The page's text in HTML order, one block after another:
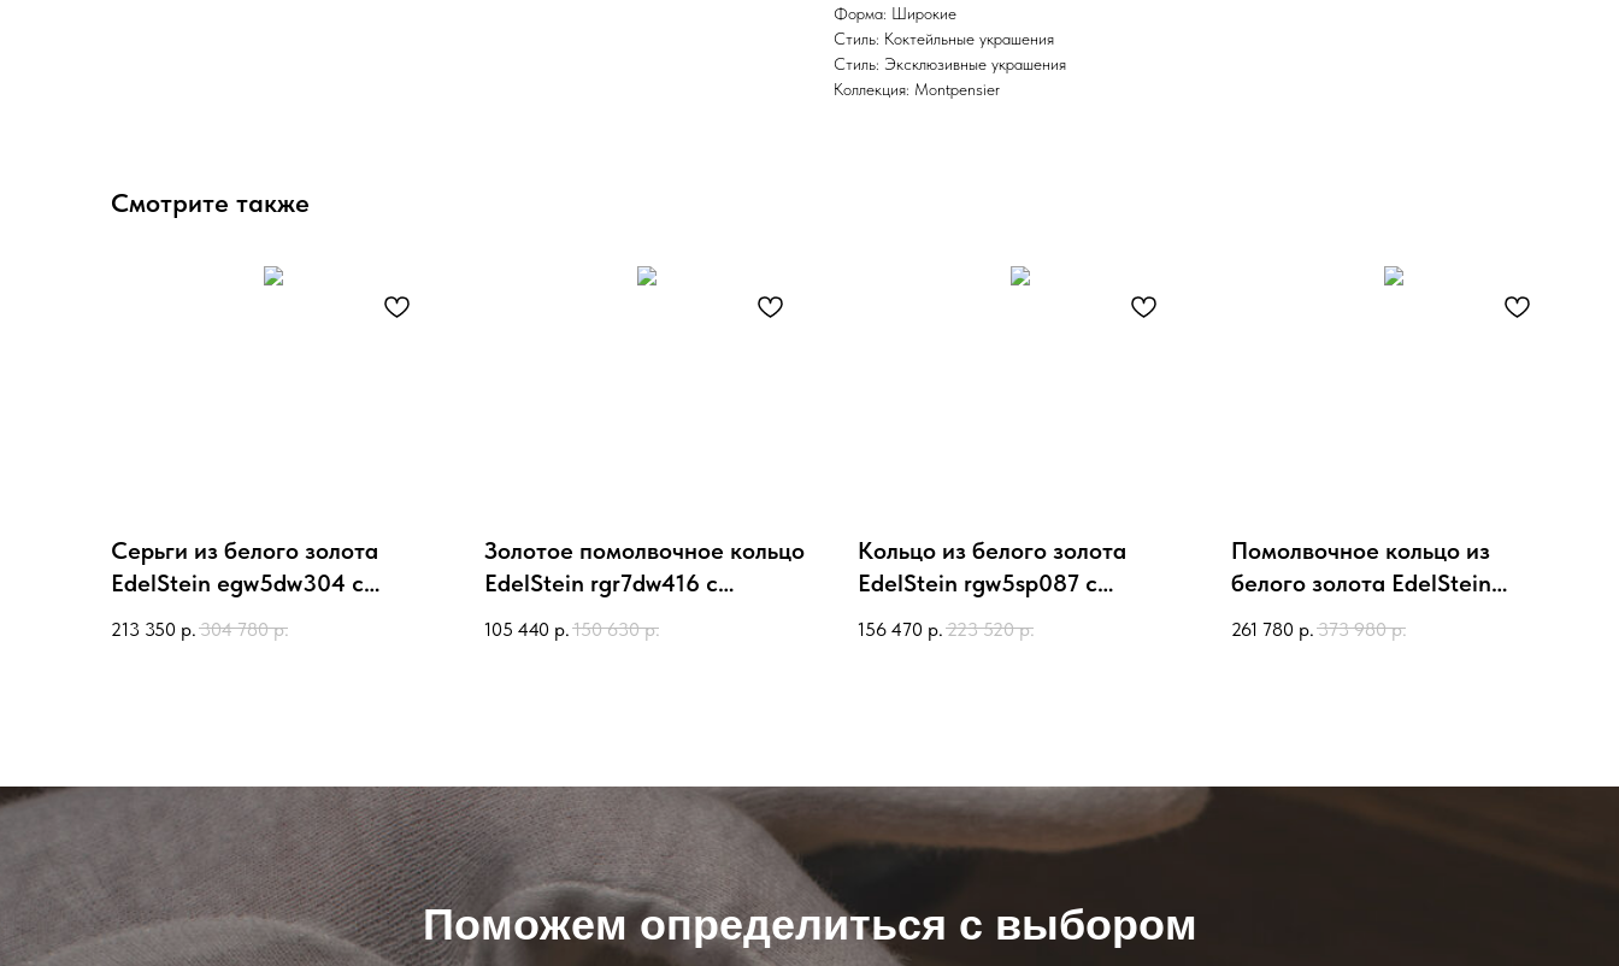
Форма: Широкие
Стиль: Коктейльные украшения
Стиль: Эксклюзивные украшения
Коллекция: Montpensier
Смотрите также
Серьги из белого золота
EdelStein egw5dw304 с
бриллиантами
213 350 р. 304 780 р.
Золотое помолвочное кольцо
EdelStein rgr7dw416 с
бриллиантами
105 440 р. 150 630 р.
Кольцо из белого золота
EdelStein rgw5sp087 с
розовым сапфиром,
бриллиантами
156 470 р. 223 520 р.
Помолвочное кольцо из
белого золота EdelStein
rgw7dw399 с бриллиантом
261 780 р. 373 980 р.
Поможем определиться с выбором